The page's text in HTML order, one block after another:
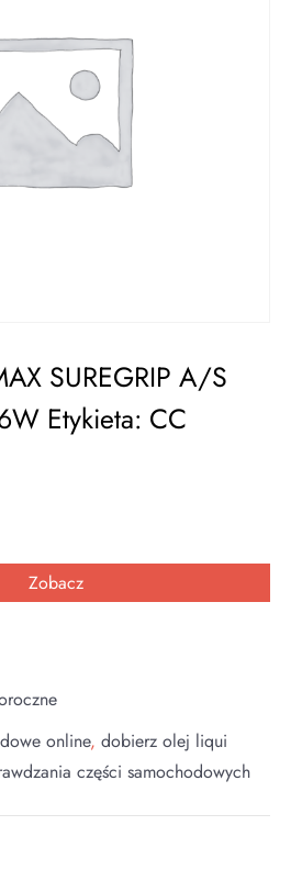
SUREGRIP A/S
Etykieta: CC
Zobacz
online, dobierz olej liqui
części samochodowych